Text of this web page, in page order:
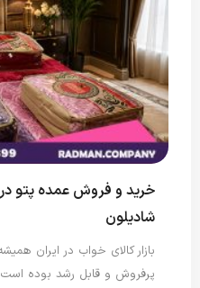
خرید و فروش عمده پتو در
شادیلون
بازار کالای خواب در ایران
پرفروش و قابل رشد بوده